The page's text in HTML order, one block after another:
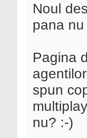
Noul
pana
Pagina
spun
nu? :-)